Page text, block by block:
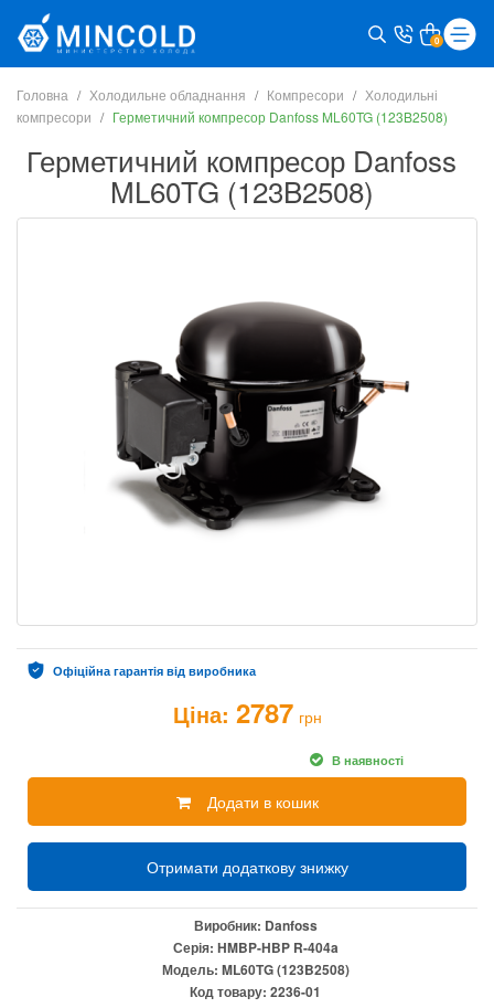
0
Головна Холодильне обладнання Компресори
Холодильні
компресори
Герметичний компресор Danfoss ML60TG (123B2508)
Герметичний компресор Danfoss
ML60TG (123B2508)
Офіційна гарантія від виробника
Ціна: 2787 грн
В наявності
Додати в кошик
Отримати додаткову знижку
Виробник: Danfoss
Серія: HMBP-HBP R-404a
Модель: ML60TG (123B2508)
Код товару: 2236-01